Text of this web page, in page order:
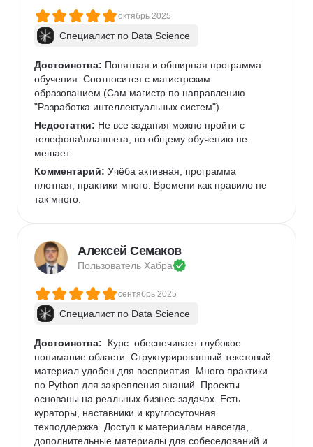
октябрь 2025
Специалист по Data Science
Достоинства: Понятная и обширная программа
обучения. Соотносится с магистрским
образованием (Сам магистр по направлению
"Разработка интеллектуальных систем").
Недостатки: Не все задания можно пройти с
телефона\планшета, но общему обучению не
мешает
Комментарий: Учёба активная, программа
плотная, практики много. Времени как правило не
так много.
Алексей Семаков
Пользователь Хабра
сентябрь 2025
Специалист по Data Science
Достоинства:
  Курс  обеспечивает глубокое
понимание области. Структурированный текстовый
материал удобен для восприятия. Много практики
по Python для закрепления знаний. Проекты
основаны на реальных бизнес-задачах. Есть
кураторы, наставники и круглосуточная
техподдержка. Доступ к материалам навсегда,
дополнительные материалы для собеседований и